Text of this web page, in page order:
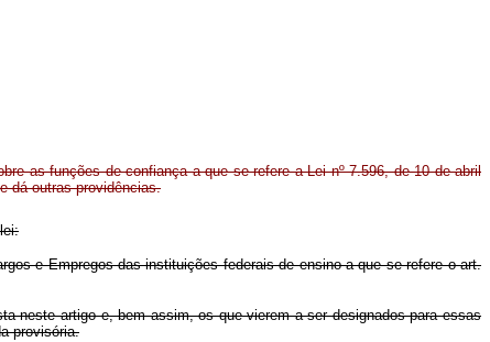
as funções de confiança a que se refere a Lei nº 7.596, de 10 de abril
dá outras providências.
e Empregos das instituições federais de ensino a que se refere o art.
neste artigo e, bem assim, os que vierem a ser designados para essas
provisória.